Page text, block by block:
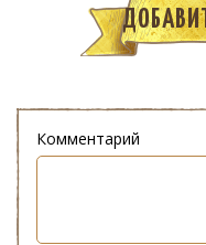
Комментарий